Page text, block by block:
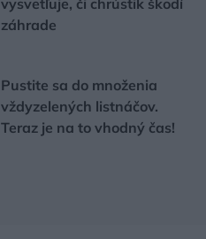
vysvetľuje, či chrústik škodí
záhrade
Pustite sa do množenia
vždyzelených listnáčov.
Teraz je na to vhodný čas!